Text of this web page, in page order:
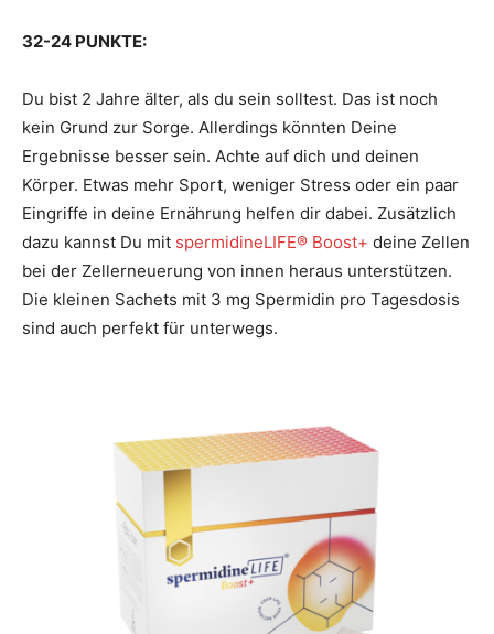
32-24 PUNKTE:
Du bist 2 Jahre älter, als du sein solltest. Das ist noch
kein Grund zur Sorge. Allerdings könnten Deine
Ergebnisse besser sein. Achte auf dich und deinen
Körper. Etwas mehr Sport, weniger Stress oder ein paar
Eingriffe in deine Ernährung helfen dir dabei. Zusätzlich
dazu kannst Du mit spermidineLIFE® Boost+ deine Zellen
bei der Zellerneuerung von innen heraus unterstützen.
Die kleinen Sachets mit 3 mg Spermidin pro Tagesdosis
sind auch perfekt für unterwegs.